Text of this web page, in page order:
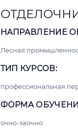
НАПРАВЛЕНИЕ
Лесная
ТИП КУРСОВ:
профессиональная
ФОРМА
очно-заочно